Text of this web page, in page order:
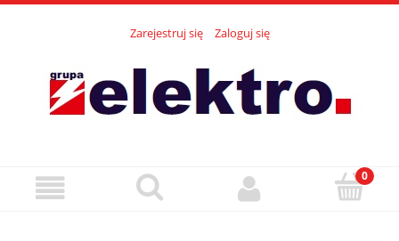
Zarejestruj się Zaloguj się